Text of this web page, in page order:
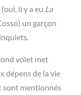
il y a eu La
un garçon
volet met
dépens de la vie
sont mentionnés